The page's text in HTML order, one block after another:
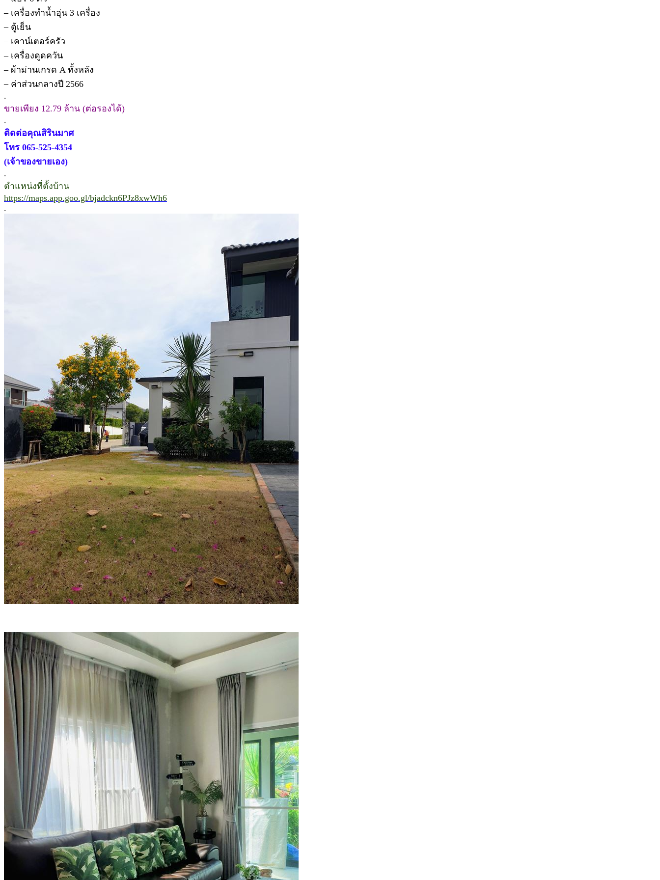
– เครื่องทำน้ำอุ่น 3 เครื่อง
– ตู้เย็น
– เคาน์เตอร์ครัว
– เครื่องดูดควัน
– ผ้าม่านเกรด A ทั้งหลัง
– ค่าส่วนกลางปี 2566
.
ขายเพียง 12.79 ล้าน (ต่อรองได้)
.
ติดต่อคุณสิรินมาศ
โทร 065-525-4354
(เจ้าของขายเอง)
.
ตำแหน่งที่ตั้งบ้าน
https://maps.app.goo.gl/bjadckn6PJz8xwWh6
.